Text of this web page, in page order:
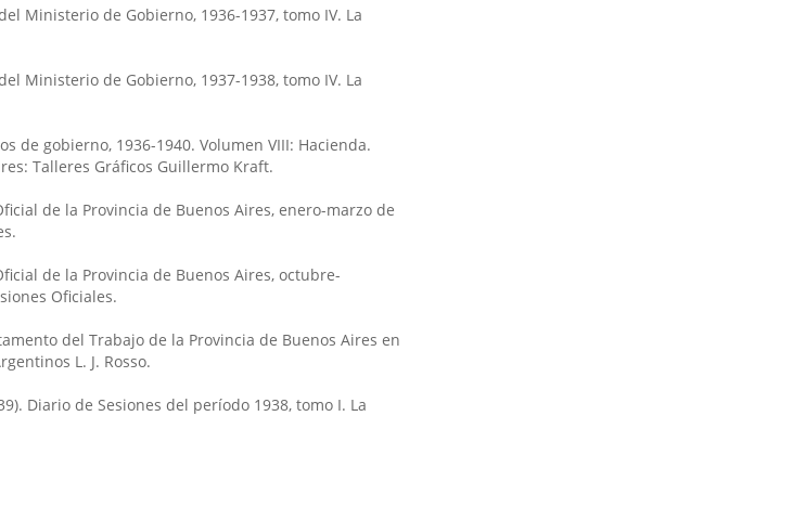
Ministerio de Gobierno, 1936-1937, tomo IV. La
Ministerio de Gobierno, 1937-1938, tomo IV. La
de gobierno, 1936-1940. Volumen VIII: Hacienda.
Talleres Gráficos Guillermo Kraft.
de la Provincia de Buenos Aires, enero-marzo de
de la Provincia de Buenos Aires, octubre-
Oficiales.
del Trabajo de la Provincia de Buenos Aires en
L. J. Rosso.
Diario de Sesiones del período 1938, tomo I. La